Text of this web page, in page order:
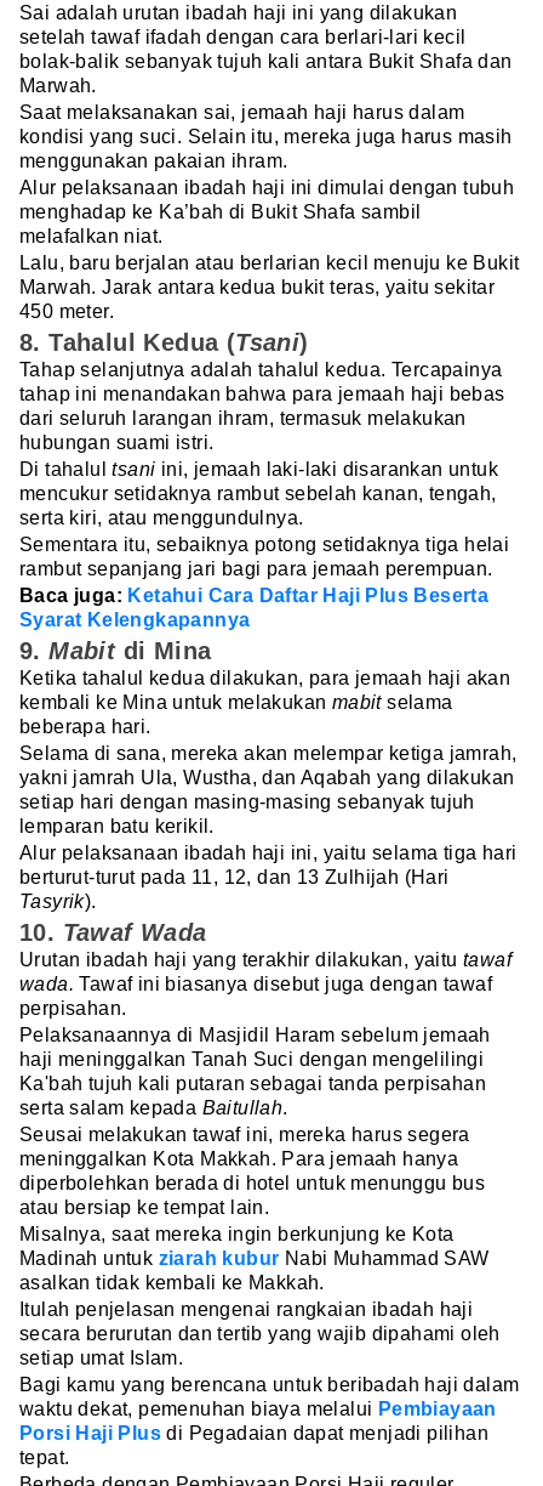
Sai adalah urutan ibadah haji ini yang dilakukan
setelah tawaf ifadah dengan cara berlari-lari kecil
bolak-balik sebanyak tujuh kali antara Bukit Shafa dan
Marwah.
Saat melaksanakan sai, jemaah haji harus dalam
kondisi yang suci. Selain itu, mereka juga harus masih
menggunakan pakaian ihram.
Alur pelaksanaan ibadah haji ini dimulai dengan tubuh
menghadap ke Ka’bah di Bukit Shafa sambil
melafalkan niat.
Lalu, baru berjalan atau berlarian kecil menuju ke Bukit
Marwah. Jarak antara kedua bukit teras, yaitu sekitar
450 meter.
8. Tahalul Kedua (Tsani)
Tahap selanjutnya adalah tahalul kedua. Tercapainya
tahap ini menandakan bahwa para jemaah haji bebas
dari seluruh larangan ihram, termasuk melakukan
hubungan suami istri.
Di tahalultsani ini, jemaah laki-laki disarankan untuk
mencukur setidaknya rambut sebelah kanan, tengah,
serta kiri, atau menggundulnya.
Sementara itu, sebaiknya potong setidaknya tiga helai
rambut sepanjang jari bagi para jemaah perempuan.
Baca juga: Ketahui Cara Daftar Haji Plus Beserta
Syarat Kelengkapannya
9.Mabitdi Mina
Ketika tahalul kedua dilakukan, para jemaah haji akan
kembali ke Mina untuk melakukan mabitselama
beberapa hari.
Selama di sana, mereka akan melempar ketiga jamrah,
yakni jamrah Ula, Wustha, dan Aqabah yang dilakukan
setiap hari dengan masing-masing sebanyak tujuh
lemparan batu kerikil.
Alur pelaksanaan ibadah haji ini, yaitu selama tiga hari
berturut-turut pada 11, 12, dan 13 Zulhijah (Hari
Tasyrik).
10. Tawaf Wada
Urutan ibadah haji yang terakhir dilakukan, yaitu tawaf
wada. Tawaf ini biasanya disebut juga dengan tawaf
perpisahan.
Pelaksanaannya di Masjidil Haram sebelum jemaah
haji meninggalkan Tanah Suci dengan mengelilingi
Ka'bah tujuh kali putaran sebagai tanda perpisahan
serta salam kepada Baitullah.
Seusai melakukan tawaf ini, mereka harus segera
meninggalkan Kota Makkah. Para jemaah hanya
diperbolehkan berada di hotel untuk menunggu bus
atau bersiap ke tempat lain.
Misalnya, saat mereka ingin berkunjung ke Kota
Madinah untuk ziarah kubur Nabi Muhammad SAW
asalkan tidak kembali ke Makkah.
Itulah penjelasan mengenai rangkaian ibadah haji
secara berurutan dan tertib yang wajib dipahami oleh
setiap umat Islam.
Bagi kamu yang berencana untuk beribadah haji dalam
waktu dekat, pemenuhan biaya melalui Pembiayaan
Porsi Haji Plus di Pegadaian dapat menjadi pilihan
tepat.